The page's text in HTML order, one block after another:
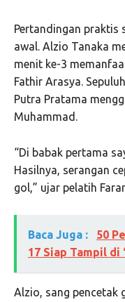
Pertandingan praktis
awal. Alzio Tanaka
menit ke-3
Fathir Arasya.
Putra Pratama
Muhammad.
“Di babak pertama
Hasilnya, serangan
gol,” ujar pelatih
Baca Juga :
50
17 Siap Tampil di
Alzio, sang pencetak